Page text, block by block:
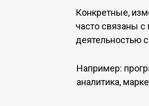
Конкретные,
часто связаны
деятельностью
Например:
аналитика,